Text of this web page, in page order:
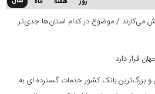
می‌کارند / موضوع در کدام استان‌ها جدی‌تر
و بزرگ‌ترین بانک کشور خدمات گسترده ای به